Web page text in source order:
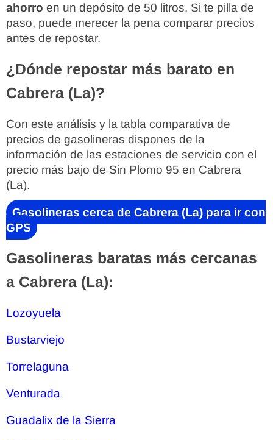
ahorro en un depósito de 50 litros. Si te pilla de
paso, puede merecer la pena comparar precios
antes de repostar.
¿Dónde repostar más barato en
Cabrera (La)?
Con este análisis y la tabla comparativa de
precios de gasolineras dispones de la
información de las estaciones de servicio con el
precio más bajo de Sin Plomo 95 en Cabrera
(La).
Gasolineras cerca de Cabrera (La) para ir con
GPS
Gasolineras baratas más cercanas
a Cabrera (La):
Lozoyuela
Bustarviejo
Torrelaguna
Venturada
Guadalix de la Sierra